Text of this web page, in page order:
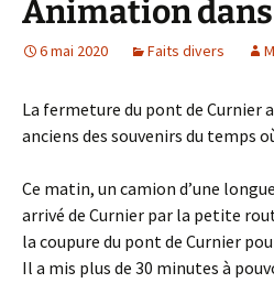
Animation dans
6 mai 2020 Faits divers
La fermeture du pont de Curnier
anciens des souvenirs du temps
Ce matin, un camion d’une
arrivé de Curnier par la petite
la coupure du pont de Curnier
Il a mis plus de 30 minutes à